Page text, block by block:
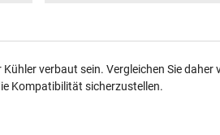
verbaut sein. Vergleichen Sie
Kompatibilität sicherzustellen.